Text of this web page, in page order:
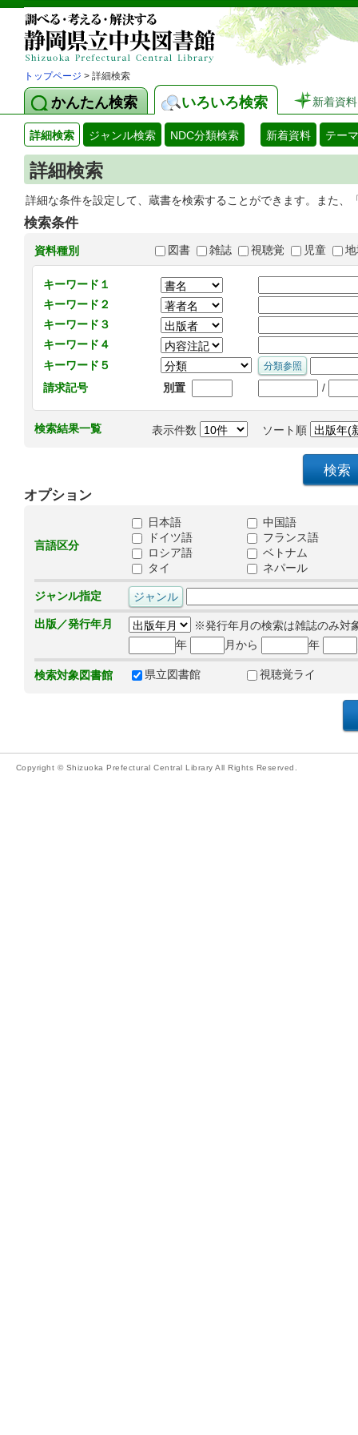
トップページ > 詳細検索
かんたん検索 いろいろ検索 新着資料
詳細検索 ジャンル検索 NDC分類検索 新着資料 テー
詳細検索
詳細な条件を設定して、蔵書を検索することができます。また
検索条件
資料種別 図書 雑誌 視聴覚 児童
キーワード１
キーワード２
キーワード３
キーワード４
キーワード５
請求記号
別置 /
検索結果一覧 表示件数 ソート順
オプション
言語区分
日本語
中国語
ドイツ語
フランス語
ロシア語
ベトナム
タイ
ネパール
ジャンル指定
出版／発行年月
※発行年月の検索は雑誌のみ対
年
月から 年
検索対象図書館 県立図書館 視聴覚ライ
Copyright © Shizuoka Prefectural Central Library All Rights Reserved.